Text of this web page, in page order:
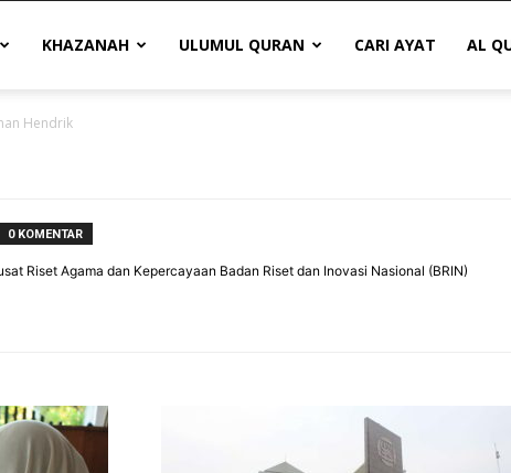
KHAZANAH ULUMUL QURAN CARI AYAT AL
Hendrik
0 KOMENTAR
Riset Agama dan Kepercayaan Badan Riset dan Inovasi Nasional (BRIN)